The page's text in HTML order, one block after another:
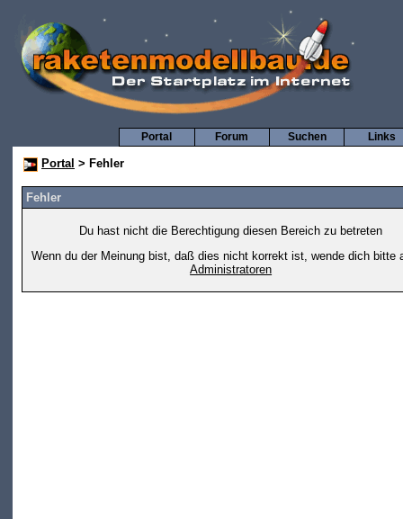
Links
Suchen
Forum
Portal
Portal > Fehler
Fehler
Du hast nicht die Berechtigung diesen Bereich zu betreten
Wenn du der Meinung bist, daß dies nicht korrekt ist, wende dich bitte
Administratoren